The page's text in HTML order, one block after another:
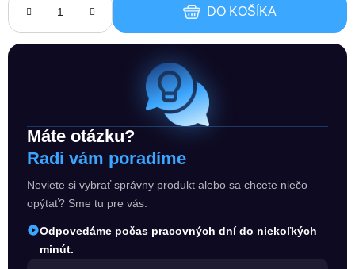
DO KOŠÍKA
Máte otázku?
Radi vám poradíme
Neviete si vybrať správny produkt alebo sa chcete niečo
opýtať? Sme tu pre vás.
Odpovedáme počas pracovných dní do niekoľkých
minút.